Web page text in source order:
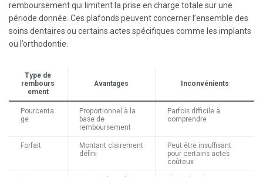
remboursement qui limitent la prise en charge totale sur une
période donnée. Ces plafonds peuvent concerner l’ensemble des
soins dentaires ou certains actes spécifiques comme les implants
ou l’orthodontie.
Type de
rembours
ement
Avantages Inconvénients
Pourcenta
ge
Proportionnel à la
base de
remboursement
Parfois difficile à
comprendre
Forfait
Montant clairement
défini
Peut être insuffisant
pour certains actes
coûteux